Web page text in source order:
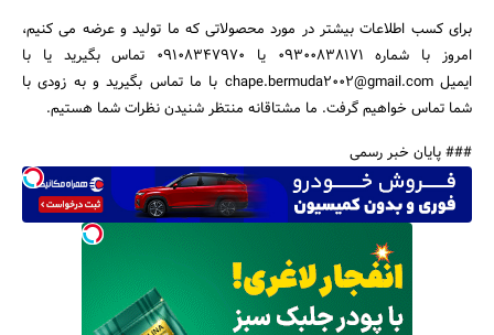
برای کسب اطلاعات بیشتر در مورد محصولاتی که ما تولید و عرضه می کنیم،
امروز با شماره 09300838171 یا 09108347970 تماس بگیرید یا با
ایمیل chape.bermuda2002@gmail.com با ما تماس بگیرید و به زودی با
شما تماس خواهیم گرفت. ما مشتاقانه منتظر شنیدن نظرات شما هستیم.
### پایان خبر رسمی